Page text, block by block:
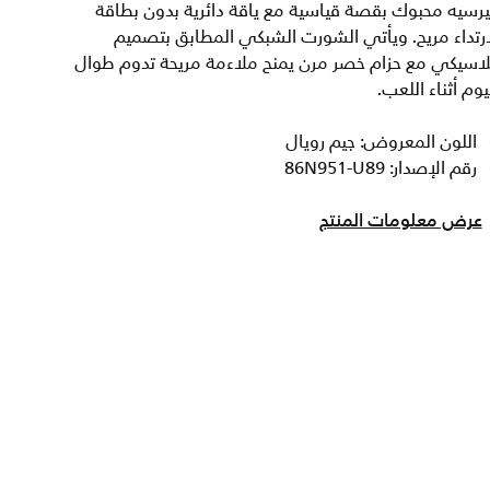
محبوك بقصة قياسية مع ياقة دائرية بدون بطاقة
مريح. ويأتي الشورت الشبكي المطابق بتصميم
مع حزام خصر مرن يمنح ملاءمة مريحة تدوم طوال
أثناء اللعب.
اللون المعروض: جيم رويال
رقم الإصدار: 86N951-U89
عرض معلومات المنتج